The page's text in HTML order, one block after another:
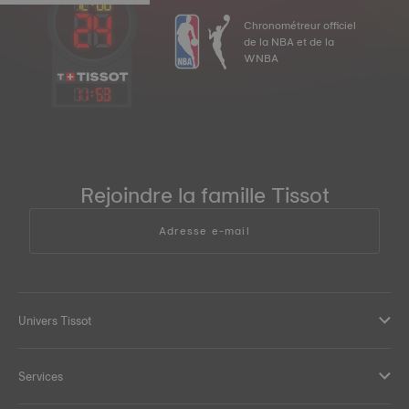
11:53
Chronométreur officiel
de la NBA et de la
WNBA
Rejoindre la famille Tissot
Adresse e-mail
Univers Tissot
Services